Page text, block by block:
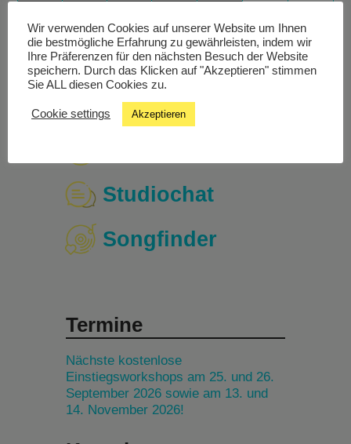
Subscribe
in
Google
Subscribe
in
Outlook
Export
for
Google
Export
for
Outlook
Studiochat
Songfinder
Termine
Nächste kostenlose
Einstiegsworkshops am 25. und 26.
September 2026 sowie am 13. und
14. November 2026!
Wir verwenden Cookies auf unserer Website um Ihnen
die bestmögliche Erfahrung zu gewährleisten, indem wir
Ihre Präferenzen für den nächsten Besuch der Website
speichern. Durch das Klicken auf "Akzeptieren" stimmen
Sie ALL diesen Cookies zu.
Cookie settings Akzeptieren